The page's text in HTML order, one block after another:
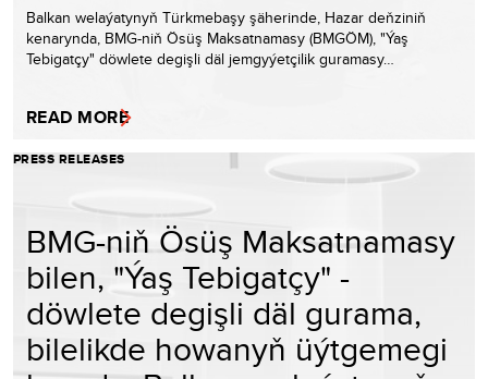
Balkan welaýatynyň Türkmebaşy şäherinde, Hazar deňziniň
kenarynda, BMG-niň Ösüş Maksatnamasy (BMGÖM), "Ýaş
Tebigatçy" döwlete degişli däl jemgyýetçilik guramasy…
READ MORE
PRESS RELEASES
BMG-niň Ösüş Maksatnamasy
bilen, "Ýaş Tebigatçy" -
döwlete degişli däl gurama,
bilelikde howanyň üýtgemegi